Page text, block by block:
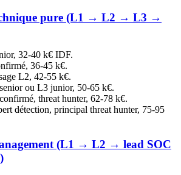
pure (L1 → L2 → L3 →
32-40 k€ IDF.
36-45 k€.
L2, 42-55 k€.
ou L3 junior, 50-65 k€.
threat hunter, 62-78 k€.
détection, principal threat hunter, 75-95
(L1 → L2 → lead SOC